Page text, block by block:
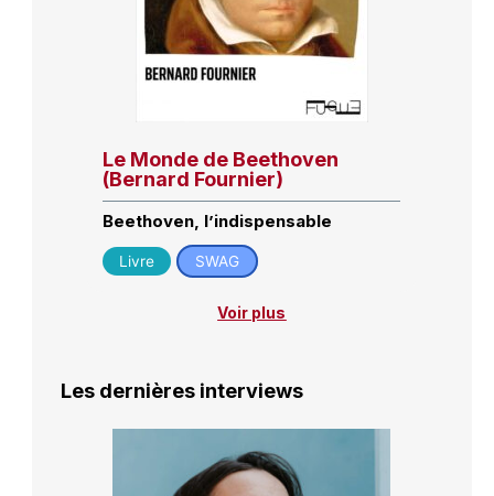
Le Monde de Beethoven
(Bernard Fournier)
Beethoven, l’indispensable
Livre SWAG
Voir plus
Les dernières interviews